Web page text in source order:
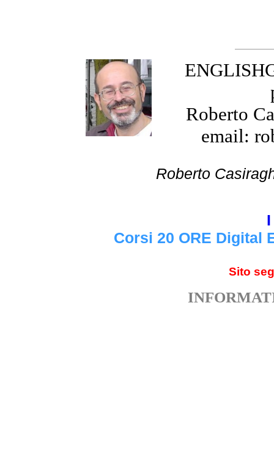
Roberto
email:
Roberto
Corsi 20 ORE Digital
Sito